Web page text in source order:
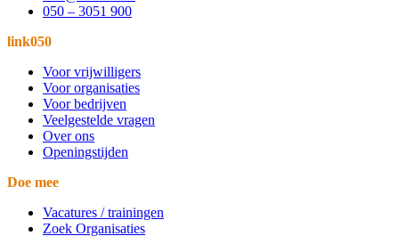
050 – 3051 900
link050
Voor vrijwilligers
Voor organisaties
Voor bedrijven
Veelgestelde vragen
Over ons
Openingstijden
Doe mee
Vacatures / trainingen
Zoek Organisaties